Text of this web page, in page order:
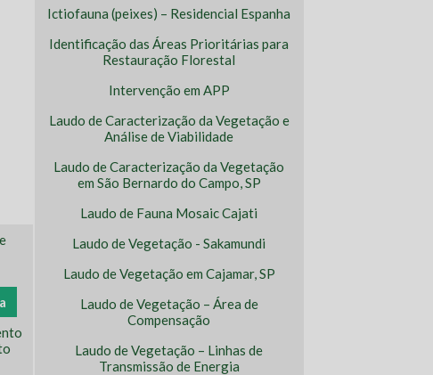
Ictiofauna (peixes) – Residencial Espanha
Identificação das Áreas Prioritárias para
Restauração Florestal
Intervenção em APP
Laudo de Caracterização da Vegetação e
Análise de Viabilidade
Laudo de Caracterização da Vegetação
em São Bernardo do Campo, SP
Laudo de Fauna Mosaic Cajati
Laudo de Vegetação - Sakamundi
Laudo de Vegetação em Cajamar, SP
Laudo de Vegetação – Área de
Compensação
Laudo de Vegetação – Linhas de
Transmissão de Energia